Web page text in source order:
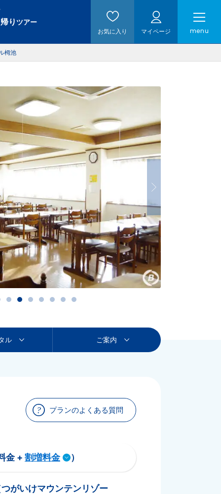
り ツアー
お気に入り マイページ menu
栂池
ル ご案内
プランのよくある質問
金 + 割増料金 ）
がいけマウンテンリゾー